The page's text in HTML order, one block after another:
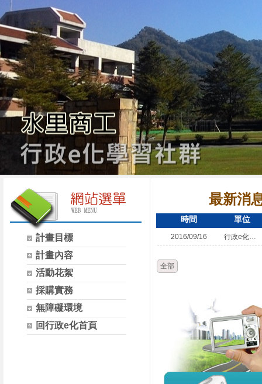
計畫目標
計畫內容
活動花絮
採購實務
無障礙環境
回行政e化首頁
最新消
時間 單位
2016/09/16 行政e化學習
全部